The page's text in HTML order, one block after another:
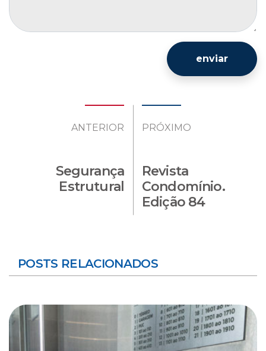
enviar
ANTERIOR
Segurança
Estrutural
PRÓXIMO
Revista
Condomínio.
Edição 84
POSTS RELACIONADOS